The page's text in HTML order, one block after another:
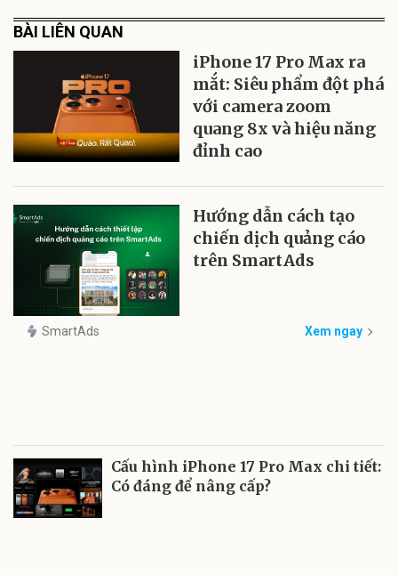
BÀI LIÊN QUAN
iPhone 17 Pro Max ra
mắt: Siêu phẩm đột phá
với camera zoom
quang 8x và hiệu năng
đỉnh cao
Hướng dẫn cách tạo
chiến dịch quảng cáo
trên SmartAds
SmartAds Xem ngay
Cấu hình iPhone 17 Pro Max chi tiết:
Có đáng để nâng cấp?